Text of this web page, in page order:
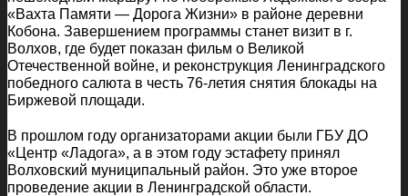
«Вахта Памяти — Дорога Жизни» в районе деревни
Кобона. Завершением программы станет визит в г.
Волхов, где будет показан фильм о Великой
Отечественной войне, и реконструкция Ленинградского
победного салюта в честь 76-летия снятия блокады на
Биржевой площади.
В прошлом году организаторами акции были ГБУ ДО
«Центр «Ладога», а в этом году эстафету принял
Волховский муниципальный район. Это уже второе
проведение акции в Ленинградской области.